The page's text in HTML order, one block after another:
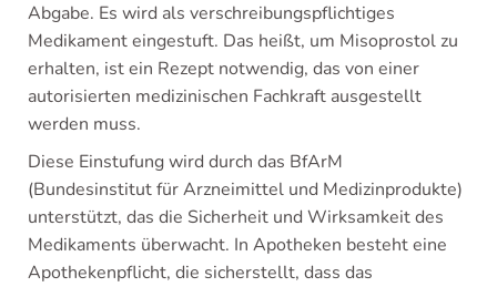
Abgabe. Es wird als verschreibungspflichtiges
Medikament eingestuft. Das heißt, um Misoprostol zu
erhalten, ist ein Rezept notwendig, das von einer
autorisierten medizinischen Fachkraft ausgestellt
werden muss.
Diese Einstufung wird durch das BfArM
(Bundesinstitut für Arzneimittel und Medizinprodukte)
unterstützt, das die Sicherheit und Wirksamkeit des
Medikaments überwacht. In Apotheken besteht eine
Apothekenpflicht, die sicherstellt, dass das